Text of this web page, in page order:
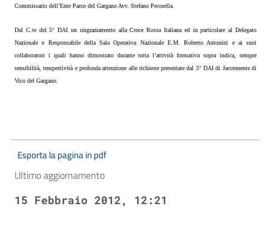
Commissario dell’Ente Parco del Gargano Avv. Stefano Pecorella.
Dal C.te del 5° DAI un ringraziamento alla Croce Rossa Italiana ed in particolare al Delegato
Nazionale e Responsabile della Sala Operativa Nazionale E.M. Roberto Antonini e ai suoi
collaboratori i quali hanno dimostrato durante tutta l’attività formativa sopra indica, sempre
sensibilità, tempestività e profonda attenzione alle richieste presentate dal 5° DAI di Jacotenente di
Vico del Gargano.
Esporta la pagina in pdf
Ultimo aggiornamento
15 Febbraio 2012, 12:21